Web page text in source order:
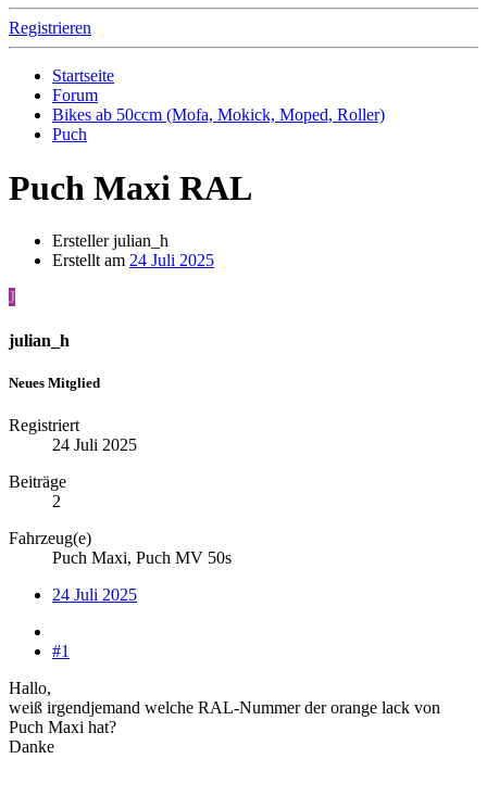
Registrieren
Startseite
Forum
Bikes ab 50ccm (Mofa, Mokick, Moped, Roller)
Puch
Puch Maxi RAL
Erstellerjulian_h
Erstellt am 24 Juli 2025
J
julian_h
Neues Mitglied
Registriert
24 Juli 2025
Beiträge
2
Fahrzeug(e)
Puch Maxi, Puch MV 50s
24 Juli 2025
#1
Hallo,
weiß irgendjemand welche RAL-Nummer der orange lack von
Puch Maxi hat?
Danke